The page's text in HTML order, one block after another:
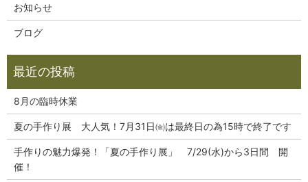
お知らせ
ブログ
8月の臨時休業
夏の手作り展 大人気！7月31日㈮は最終日の為15時で終了です
手作りの魅力爆発！「夏の手作り展」 7/29(水)から3日間 開
催！